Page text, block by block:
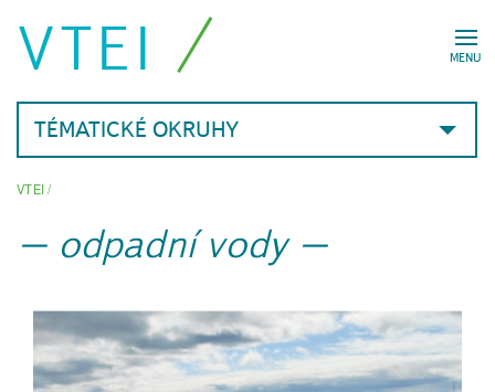
MENU
VTEI
TÉMATICKÉ OKRUHY
VTEI/
odpadní vody